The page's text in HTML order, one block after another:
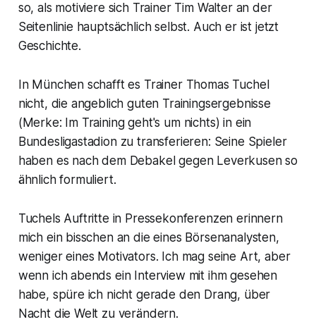
so, als motiviere sich Trainer Tim Walter an der
Seitenlinie hauptsächlich selbst. Auch er ist jetzt
Geschichte.
In München schafft es Trainer Thomas Tuchel
nicht, die angeblich guten Trainingsergebnisse
(Merke: Im Training geht's um nichts) in ein
Bundesligastadion zu transferieren: Seine Spieler
haben es nach dem Debakel gegen Leverkusen so
ähnlich formuliert.
Tuchels Auftritte in Pressekonferenzen erinnern
mich ein bisschen an die eines Börsenanalysten,
weniger eines Motivators. Ich mag seine Art, aber
wenn ich abends ein Interview mit ihm gesehen
habe, spüre ich nicht gerade den Drang, über
Nacht die Welt zu verändern.